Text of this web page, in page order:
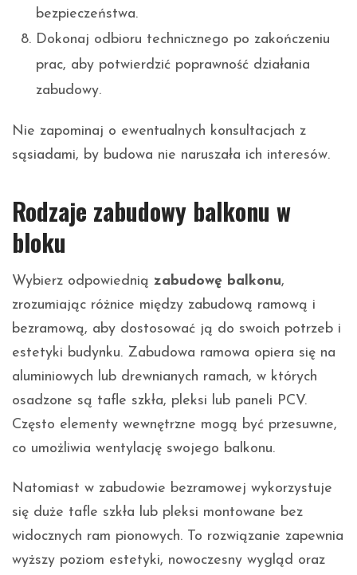
bezpieczeństwa.
Dokonaj odbioru technicznego po zakończeniu
prac, aby potwierdzić poprawność działania
zabudowy.
Nie zapominaj o ewentualnych konsultacjach z
sąsiadami, by budowa nie naruszała ich interesów.
Rodzaje zabudowy balkonu w
bloku
Wybierz odpowiednią zabudowę balkonu,
zrozumiając różnice między zabudową ramową i
bezramową, aby dostosować ją do swoich potrzeb i
estetyki budynku. Zabudowa ramowa opiera się na
aluminiowych lub drewnianych ramach, w których
osadzone są tafle szkła, pleksi lub paneli PCV.
Często elementy wewnętrzne mogą być przesuwne,
co umożliwia wentylację swojego balkonu.
Natomiast w zabudowie bezramowej wykorzystuje
się duże tafle szkła lub pleksi montowane bez
widocznych ram pionowych. To rozwiązanie zapewnia
wyższy poziom estetyki, nowoczesny wygląd oraz